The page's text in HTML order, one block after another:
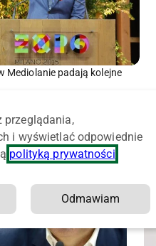
Mediolanie padają kolejne
przeglądania,
i wyświetlać odpowiednie
polityką prywatności
Odmawiam